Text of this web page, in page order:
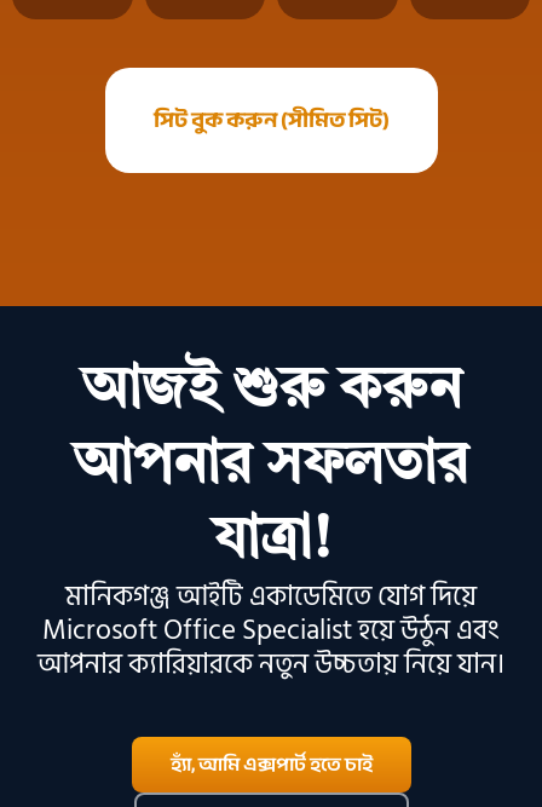
সিট বুক করুন (সীমিত সিট)
আজই শুরু করুন
আপনার সফলতার
যাত্রা!
মানিকগঞ্জ আইটি একাডেমিতে যোগ দিয়ে
Microsoft Office Specialist হয়ে উঠুন এবং
আপনার ক্যারিয়ারকে নতুন উচ্চতায় নিয়ে যান।
হ্যাঁ, আমি এক্সপার্ট হতে চাই